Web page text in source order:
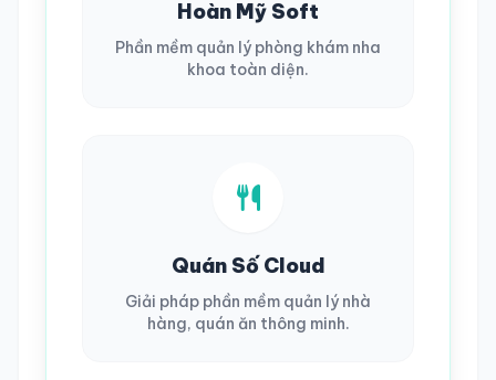
Hoàn Mỹ Soft
Phần mềm quản lý phòng khám nha
khoa toàn diện.
Quán Số Cloud
Giải pháp phần mềm quản lý nhà
hàng, quán ăn thông minh.